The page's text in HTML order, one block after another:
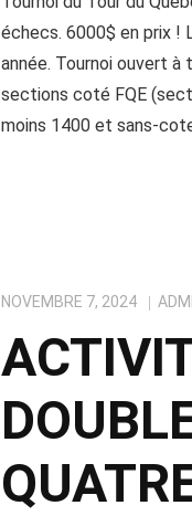
échecs. 6000$ en prix !
année. Tournoi ouvert
sections coté FQE
moins 1400 et sans-
NOVEMBRE 7, 2024